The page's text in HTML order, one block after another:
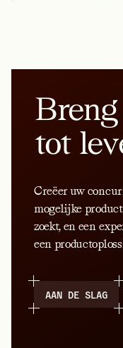
tot
Creëer uw
mogelijke
zoekt, en een
een
AAN DE SLAG